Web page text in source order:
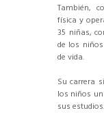
También,
física y
35 niñas,
de los
de vida.
Su carrera
los niños
sus estudios.